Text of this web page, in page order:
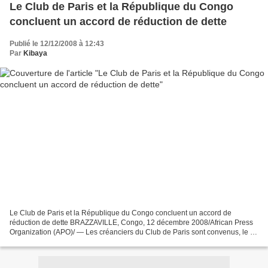
Le Club de Paris et la République du Congo
concluent un accord de réduction de dette
Publié le 12/12/2008 à 12:43
Par Kibaya
Le Club de Paris et la République du Congo concluent un accord de
réduction de dette BRAZZAVILLE, Congo, 12 décembre 2008/African Press
Organization (APO)/ — Les créanciers du Club de Paris sont convenus, le 11